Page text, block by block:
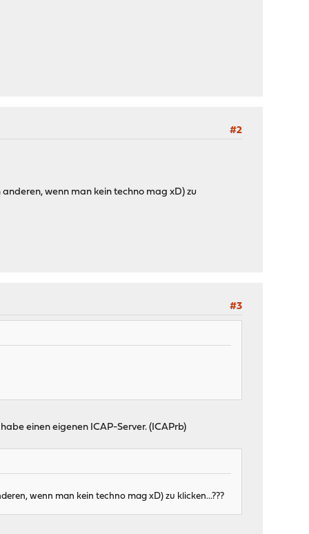
#2
wenn man kein techno mag xD) zu
#3
einen eigenen ICAP-Server. (ICAPrb)
wenn man kein techno mag xD) zu klicken...???